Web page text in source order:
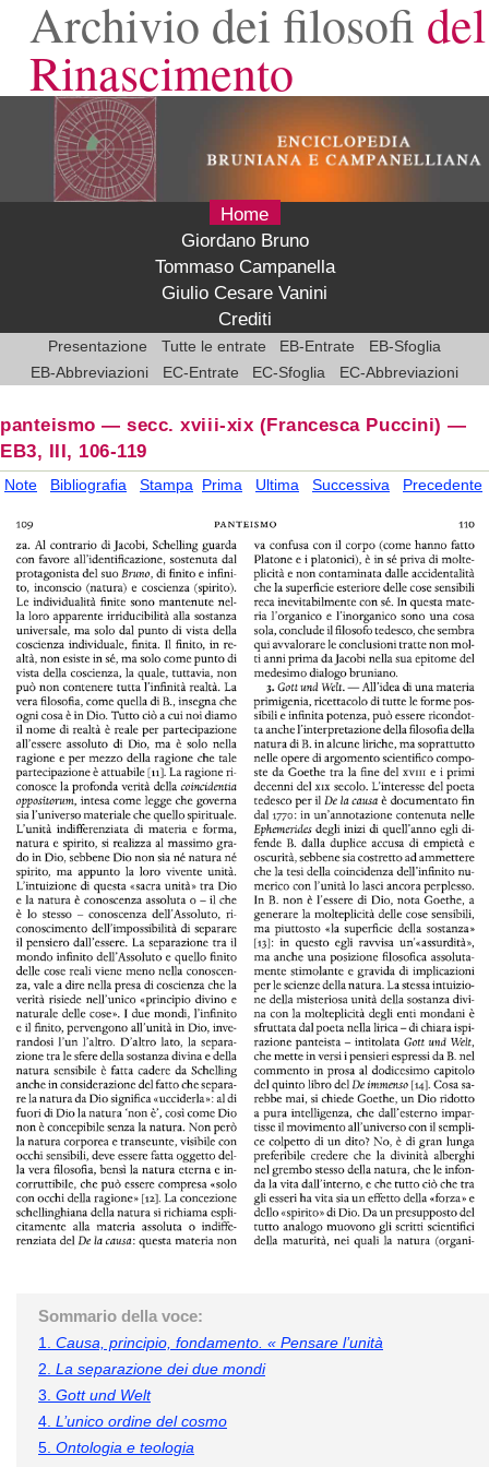
Archivio dei filosofi del
Rinascimento
Home
Giordano Bruno
Tommaso Campanella
Giulio Cesare Vanini
Crediti
Presentazione Tutte le entrate EB-Entrate
EB-Sfoglia
EB-Abbreviazioni
EC-Entrate EC-Sfoglia EC-Abbreviazioni
panteismo — secc. xviii-xix (Francesca Puccini) —
EB3, III, 106-119
Note Bibliografia Stampa Prima Ultima Successiva Precedente
Sommario della voce:
1. Causa, principio, fondamento. « Pensare l’unità
2. La separazione dei due mondi
3. Gott und Welt
4. L’unico ordine del cosmo
5. Ontologia e teologia